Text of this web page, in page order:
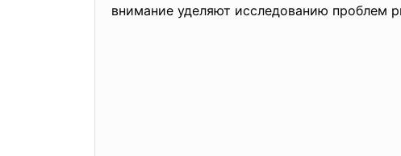
внимание уделяют исследованию проблем